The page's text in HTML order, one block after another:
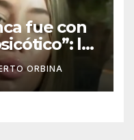
fue con
la
hubo
ORBINA